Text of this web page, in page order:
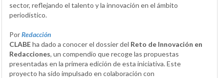
sector, reflejando el talento y la innovación en el ámbito
periodístico.
PorRedacción
CLABEha dado a conocer el dossier del Reto de Innovación en
Redacciones, un compendio que recoge las propuestas
presentadas en la primera edición de esta iniciativa. Este
proyecto ha sido impulsado en colaboración con